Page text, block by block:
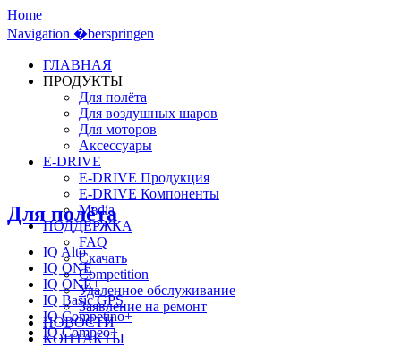
Home
Navigation �berspringen
ГЛАВНАЯ
ПРОДУКТЫ
Для полёта
Для воздушных шаров
Для моторов
Аксессуары
E-DRIVE
E-DRIVE Продукция
E-DRIVE Компоненты
Media
ПОДДЕРЖКА
FAQ
Скачать
Competition
Удаленное обслуживание
Заявление на ремонт
НОВОСТИ
КОНТАКТЫ
Для полёта
IQ Alto
IQ ONE
IQ ONE+
IQ Basic GPS
IQ Competino+
IQ Compeo+